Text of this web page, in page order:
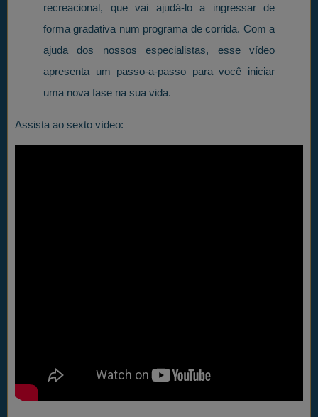
recreacional, que vai ajudá-lo a ingressar de
forma gradativa num programa de corrida. Com a
ajuda dos nossos especialistas, esse vídeo
apresenta um passo-a-passo para você iniciar
uma nova fase na sua vida.
Assista ao sexto vídeo: